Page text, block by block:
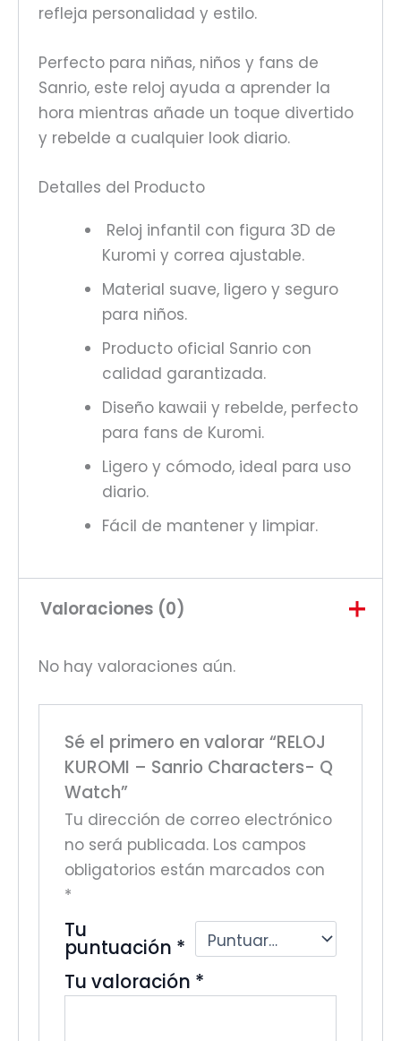
refleja personalidad y estilo.
Perfecto para niñas, niños y fans de
Sanrio, este reloj ayuda a aprender la
hora mientras añade un toque divertido
y rebelde a cualquier look diario.
Detalles del Producto
Reloj infantil con figura 3D de
Kuromi y correa ajustable.
Material suave, ligero y seguro
para niños.
Producto oficial Sanrio con
calidad garantizada.
Diseño kawaii y rebelde, perfecto
para fans de Kuromi.
Ligero y cómodo, ideal para uso
diario.
Fácil de mantener y limpiar.
Valoraciones (0)
No hay valoraciones aún.
Sé el primero en valorar “RELOJ
KUROMI – Sanrio Characters- Q
Watch”
Tu dirección de correo electrónico
no será publicada. Los campos
obligatorios están marcados con
*
Tu
puntuación *
Tu valoración *